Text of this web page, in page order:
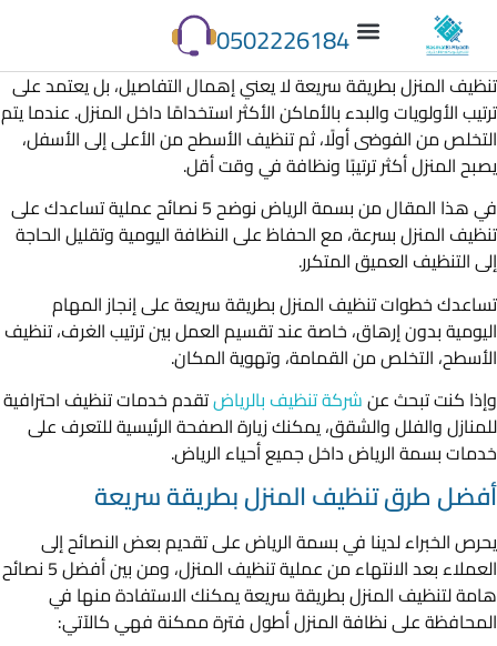
0502226184
تنظيف المنزل بطريقة سريعة لا يعني إهمال التفاصيل، بل يعتمد على
ترتيب الأولويات والبدء بالأماكن الأكثر استخدامًا داخل المنزل. عندما يتم
التخلص من الفوضى أولًا، ثم تنظيف الأسطح من الأعلى إلى الأسفل،
يصبح المنزل أكثر ترتيبًا ونظافة في وقت أقل.
في هذا المقال من بسمة الرياض نوضح 5 نصائح عملية تساعدك على
تنظيف المنزل بسرعة، مع الحفاظ على النظافة اليومية وتقليل الحاجة
إلى التنظيف العميق المتكرر.
تساعدك خطوات تنظيف المنزل بطريقة سريعة على إنجاز المهام
اليومية بدون إرهاق، خاصة عند تقسيم العمل بين ترتيب الغرف، تنظيف
الأسطح، التخلص من القمامة، وتهوية المكان.
وإذا كنت تبحث عنشركة تنظيف بالرياضتقدم خدمات تنظيف احترافية
للمنازل والفلل والشقق، يمكنك زيارة الصفحة الرئيسية للتعرف على
خدمات بسمة الرياض داخل جميع أحياء الرياض.
أفضل طرق تنظيف المنزل بطريقة سريعة
يحرص الخبراء لدينا في بسمة الرياض على تقديم بعض النصائح إلى
العملاء بعد الانتهاء من عملية تنظيف المنزل، ومن بين أفضل 5 نصائح
هامة لتنظيف المنزل بطريقة سريعة يمكنك الاستفادة منها في
المحافظة على نظافة المنزل أطول فترة ممكنة فهي كالآتي: